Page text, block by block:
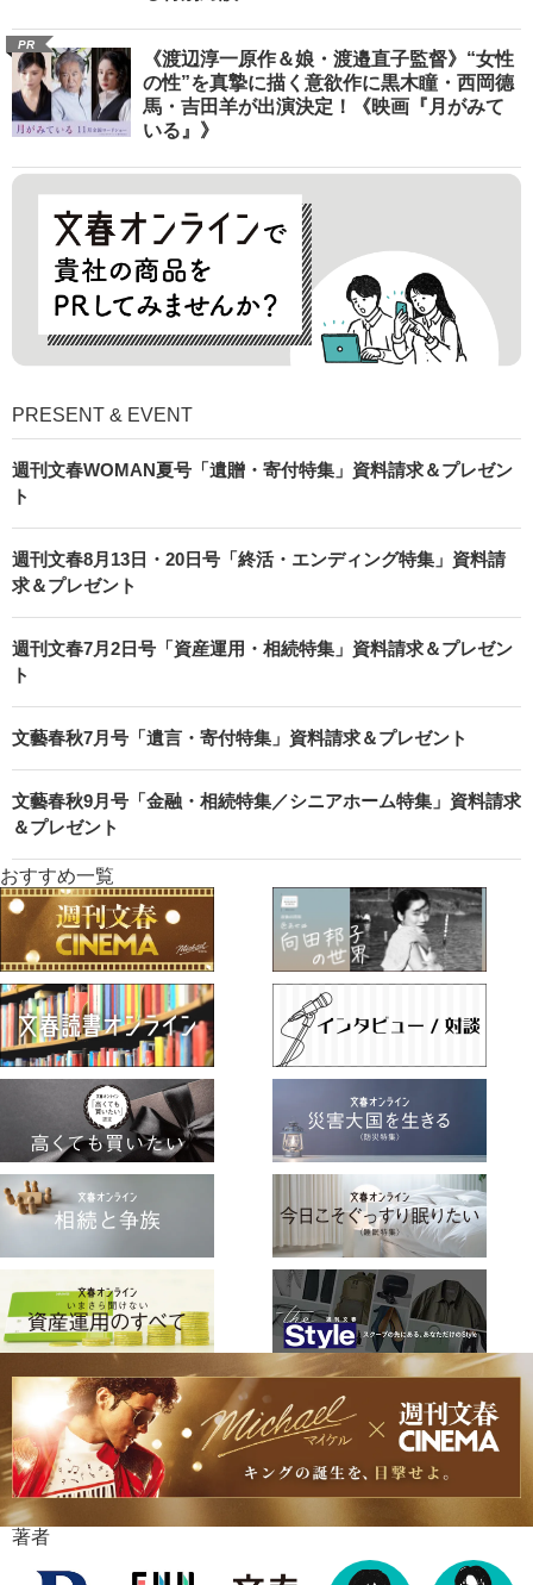
PR
《渡辺淳一原作＆娘・渡邉直子監督》“女性
の性”を真摯に描く意欲作に黒木瞳・西岡德
馬・吉田羊が出演決定！《映画『月がみて
いる』》
PRESENT & EVENT
週刊文春WOMAN夏号「遺贈・寄付特集」資料請求＆プレゼン
ト
週刊文春8月13日・20日号「終活・エンディング特集」資料請
求＆プレゼント
週刊文春7月2日号「資産運用・相続特集」資料請求＆プレゼン
ト
文藝春秋7月号「遺言・寄付特集」資料請求＆プレゼント
文藝春秋9月号「金融・相続特集／シニアホーム特集」資料請求
＆プレゼント
おすすめ一覧
著者